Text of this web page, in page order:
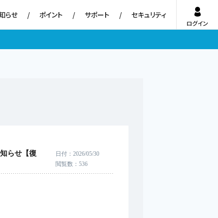
らせ ポイント サポート セキュリティ
ログイン
らせ【復
日付
2026/05/30
閲覧数
536